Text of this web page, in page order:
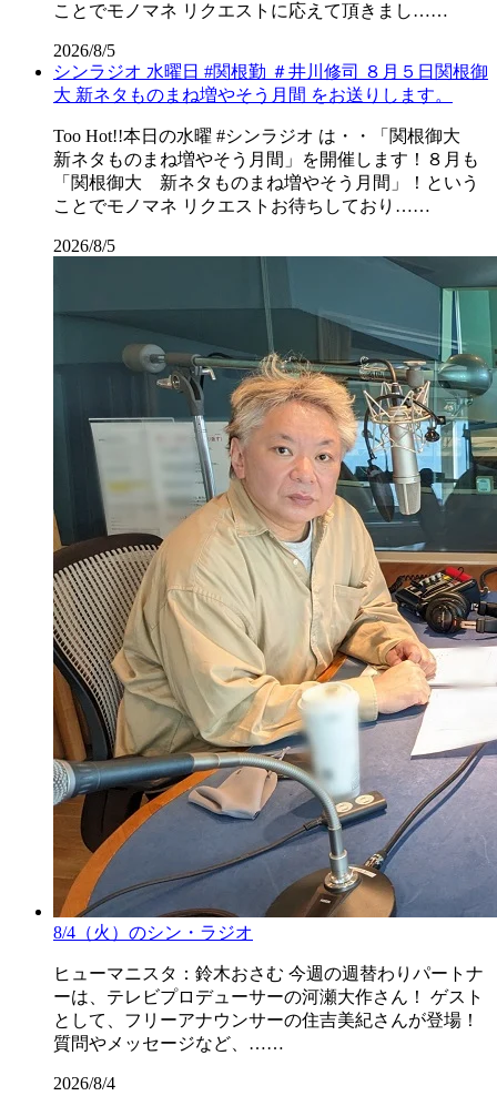
ことでモノマネ リクエストに応えて頂きまし……
2026/8/5
シンラジオ 水曜日 #関根勤 ＃井川修司 ８月５日関根御
大 新ネタものまね増やそう月間 をお送りします。
Too Hot!!本日の水曜 #シンラジオ は・・「関根御大
新ネタものまね増やそう月間」を開催します！８月も
「関根御大 新ネタものまね増やそう月間」！という
ことでモノマネ リクエストお待ちしており……
2026/8/5
8/4（火）のシン・ラジオ
ヒューマニスタ：鈴木おさむ 今週の週替わりパートナ
ーは、テレビプロデューサーの河瀬大作さん！ ゲスト
として、フリーアナウンサーの住吉美紀さんが登場！
質問やメッセージなど、……
2026/8/4